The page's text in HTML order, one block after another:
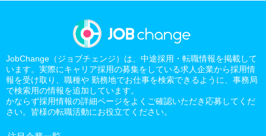
JobChange（ジョブチェンジ）は、中途採用・転職情報を掲載して
います。実際にキャリア採用の募集をしている求人企業から採用情
報を受け取り、職種や 勤務地でお仕事を検索できるように、事務局
で検索用の情報を追加しています。
かならず採用情報の詳細ページをよくご確認いただき応募してくだ
さい。皆様の転職活動にお役立てください。